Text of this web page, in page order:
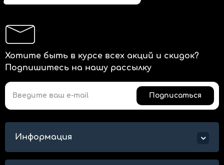
Хотите быть в курсе всех акций и скидок?
Подпишитесь на нашу рассылку
Подписаться
Информация